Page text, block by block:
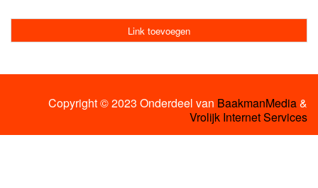
Link toevoegen
Copyright © 2023 Onderdeel van BaakmanMedia&
Vrolijk Internet Services